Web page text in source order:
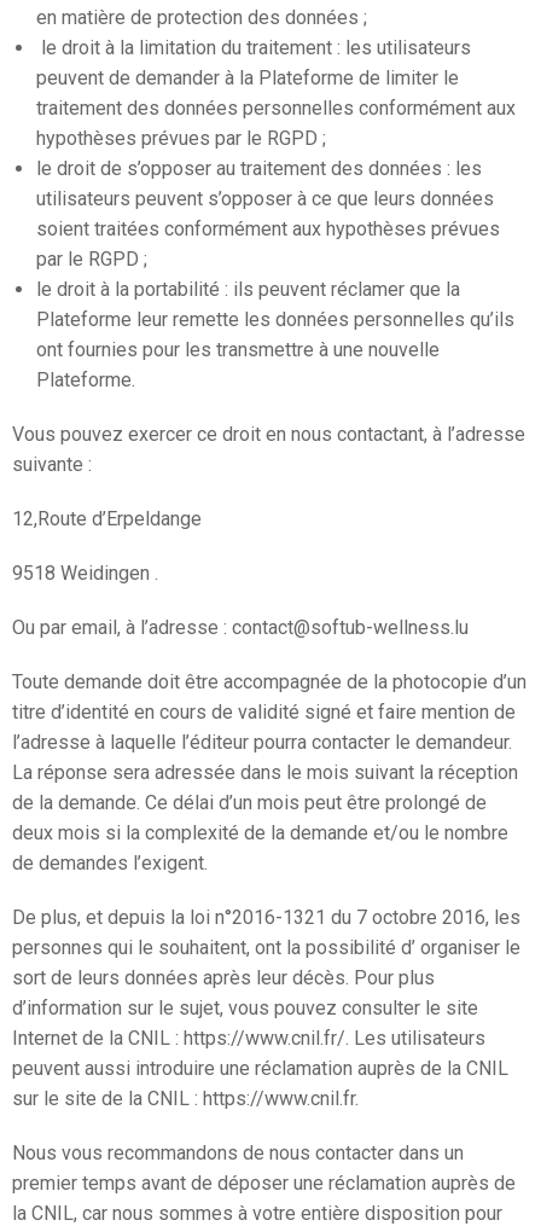
en matière de protection des données ;
le droit à la limitation du traitement : les utilisateurs
peuvent de demander à la Plateforme de limiter le
traitement des données personnelles conformément aux
hypothèses prévues par le RGPD ;
le droit de s’opposer au traitement des données : les
utilisateurs peuvent s’opposer à ce que leurs données
soient traitées conformément aux hypothèses prévues
par le RGPD ;
le droit à la portabilité : ils peuvent réclamer que la
Plateforme leur remette les données personnelles qu’ils
ont fournies pour les transmettre à une nouvelle
Plateforme.
Vous pouvez exercer ce droit en nous contactant, à l’adresse
suivante :
12,Route d’Erpeldange
9518 Weidingen .
Ou par email, à l’adresse : contact@softub-wellness.lu
Toute demande doit être accompagnée de la photocopie d’un
titre d’identité en cours de validité signé et faire mention de
l’adresse à laquelle l’éditeur pourra contacter le demandeur.
La réponse sera adressée dans le mois suivant la réception
de la demande. Ce délai d’un mois peut être prolongé de
deux mois si la complexité de la demande et/ou le nombre
de demandes l’exigent.
De plus, et depuis la loi n°2016-1321 du 7 octobre 2016, les
personnes qui le souhaitent, ont la possibilité d’ organiser le
sort de leurs données après leur décès. Pour plus
d’information sur le sujet, vous pouvez consulter le site
Internet de la CNIL : https://www.cnil.fr/. Les utilisateurs
peuvent aussi introduire une réclamation auprès de la CNIL
sur le site de la CNIL : https://www.cnil.fr.
Nous vous recommandons de nous contacter dans un
premier temps avant de déposer une réclamation auprès de
la CNIL, car nous sommes à votre entière disposition pour